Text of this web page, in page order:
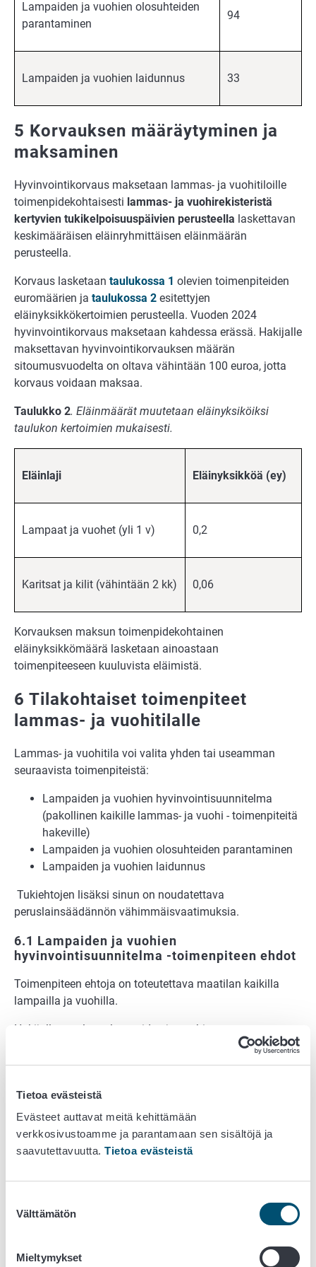
Tietoa evästeistä
Evästeet auttavat meitä kehittämään
verkkosivustoamme ja parantamaan sen sisältöjä ja
saavutettavuutta. Tietoa evästeistä
valinta
Välttämätön
Mieltymykset
Lampaiden ja vuohien olosuhteiden
parantaminen
94
Lampaiden ja vuohien laidunnus 33
5 Korvauksen määräytyminen ja
maksaminen
Hyvinvointikorvaus maksetaan lammas- ja vuohitiloille
toimenpidekohtaisesti lammas- ja vuohirekisteristä
kertyvien tukikelpoisuuspäivien perusteella laskettavan
keskimääräisen eläinryhmittäisen eläinmäärän
perusteella.
Korvaus lasketaan taulukossa 1 olevien toimenpiteiden
euromäärien ja taulukossa 2 esitettyjen
eläinyksikkökertoimien perusteella. Vuoden 2024
hyvinvointikorvaus maksetaan kahdessa erässä. Hakijalle
maksettavan hyvinvointikorvauksen määrän
sitoumusvuodelta on oltava vähintään 100 euroa, jotta
korvaus voidaan maksaa.
Taulukko 2. Eläinmäärät muutetaan eläinyksiköiksi
taulukon kertoimien mukaisesti.
Eläinlaji Eläinyksikköä (ey)
Lampaat ja vuohet (yli 1 v) 0,2
Karitsat ja kilit (vähintään 2 kk) 0,06
Korvauksen maksun toimenpidekohtainen
eläinyksikkömäärä lasketaan ainoastaan
toimenpiteeseen kuuluvista eläimistä.
6 Tilakohtaiset toimenpiteet
lammas- ja vuohitilalle
Lammas- ja vuohitila voi valita yhden tai useamman
seuraavista toimenpiteistä:
Lampaiden ja vuohien hyvinvointisuunnitelma
(pakollinen kaikille lammas- ja vuohi - toimenpiteitä
hakeville)
Lampaiden ja vuohien olosuhteiden parantaminen
Lampaiden ja vuohien laidunnus
Tukiehtojen lisäksi sinun on noudatettava
peruslainsäädännön vähimmäisvaatimuksia.
6.1 Lampaiden ja vuohien
hyvinvointisuunnitelma -toimenpiteen ehdot
Toimenpiteen ehtoja on toteutettava maatilan kaikilla
lampailla ja vuohilla.
Hakijalla on oltava lampaiden ja vuohien
hyvinvointisuunnitelma sitoumuskauden alusta lähtien.
Hyvinvointisuunnitelma on vuosittainen toiminnan
tilakohtaisia toimia nautojen hyvinvoinnista,
terveydenhoidosta ja bioturvallisuudesta.
Hyvinvointisuunnitelman tekemiseen voit käyttää
Ruokaviraston mallipohjia, jotka voit ladata osoitteesta
Hyvinvointisuunnitelma on vuosittainen toiminnan
hallinta- ja kehittämissuunnitelma, joka sisältää
terveydenhoidosta ja bioturvallisuudesta.